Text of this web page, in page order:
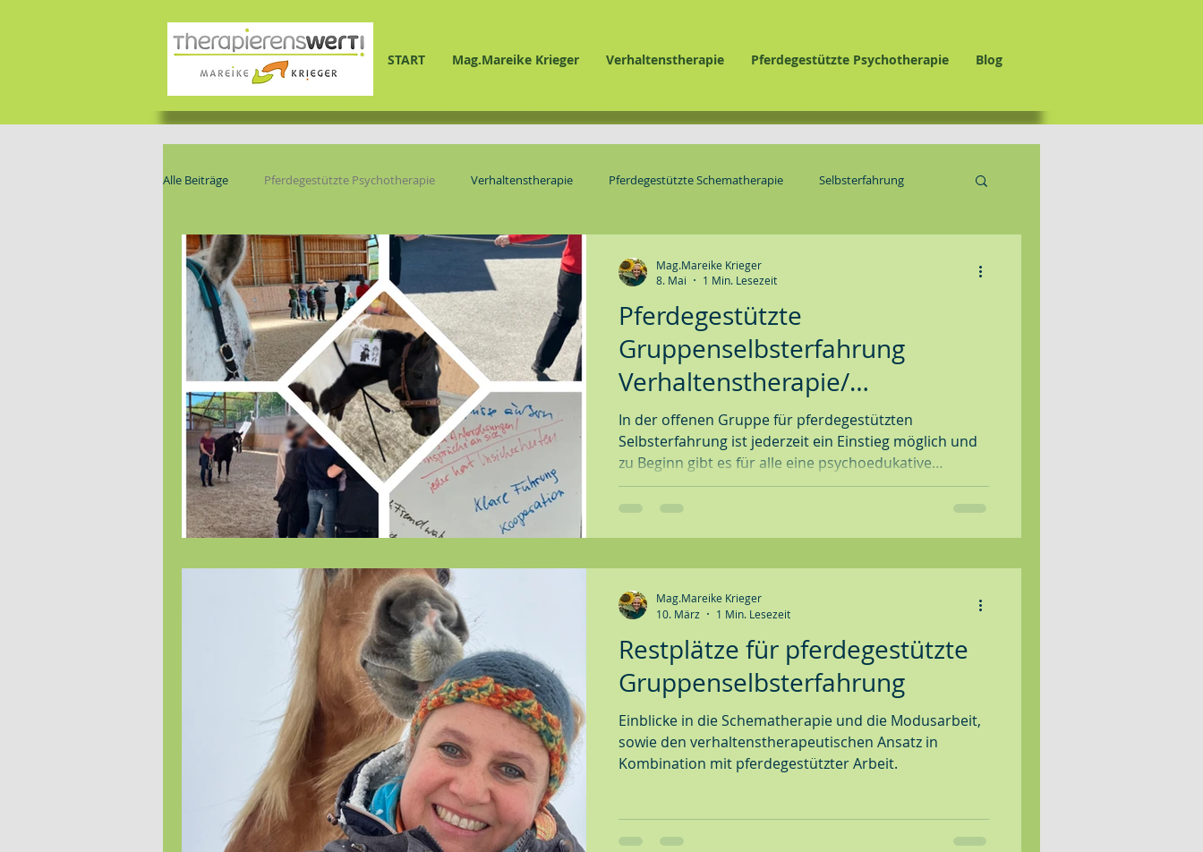
START Mag.Mareike Krieger Verhaltenstherapie Pferdegestützte Psychotherapie Blog
Alle Beiträge Pferdegestützte Psychotherapie Verhaltenstherapie Pferdegestützte Schematherapie Selbsterfahrung
Gruppe
Pferdegestützte
Gruppenselbsterfahrung
Verhaltenstherapie/
Modusarbeit
In der offenen Gruppe für pferdegestützten
Selbsterfahrung ist jederzeit ein Einstieg möglich und
zu Beginn gibt es für alle eine psychoedukative
Einführung in die Thematik, um ein gemeinsames
Arbeiten an den Modi zu ermöglichen.
Mag.Mareike Krieger
8. Mai
1 Min. Lesezeit
Restplätze für pferdegestützte
Gruppenselbsterfahrung
Einblicke in die Schematherapie und die Modusarbeit,
sowie den verhaltenstherapeutischen Ansatz in
Kombination mit pferdegestützter Arbeit.
Mag.Mareike Krieger
10. März
1 Min. Lesezeit